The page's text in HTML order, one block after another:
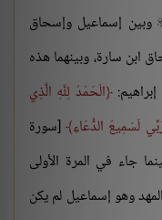
وبين إسماعيل وإسحاق
ابن سارة، وبينهما هذه
الْحَمْدُ لِلَّهِ الَّذِي
لَسَمِيعُ الدُّعَاءِ [سورة
حينما جاء في المرة الأولى
وهو إسماعيل لم يكن